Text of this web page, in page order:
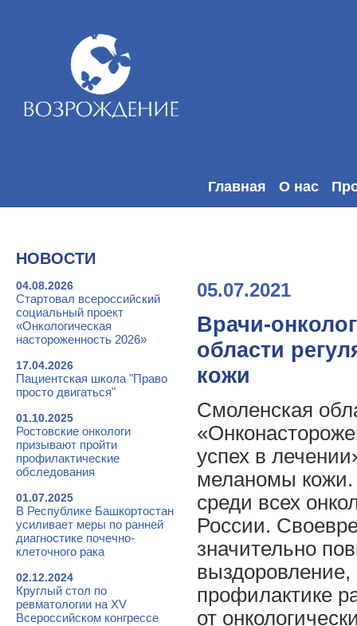
Главная О нас
НОВОСТИ
04.08.2026
Стартовал всероссийский
социальный проект
«Онкологическая
настороженность 2026»
17.04.2026
Пациентская школа "Право
просто двигаться"
01.10.2025
Ростовские онкологи
призывают пройти
профилактические
обследования
01.07.2025
В Республике Башкортостан
усиливает меры по ранней
диагностике почечно-
клеточного рака
02.12.2024
Круглый стол по
ревматологии на XV
Всероссийском конгрессе
05.07.2021
Врачи-
области
кожи
Смоленская
успех в
меланомы
среди всех
России.
значительно
выздоровление,
профилактике
от